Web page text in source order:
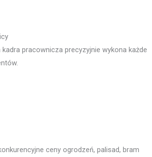
pracownicza precyzyjnie wykona każde
ceny ogrodzeń, palisad, bram